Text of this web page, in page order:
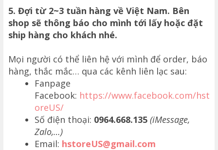
5. Đợi từ 2~3 tuần hàng về Việt Nam. Bên
shop sẽ thông báo cho mình tới lấy hoặc đặt
ship hàng cho khách nhé.
Mọi người có thể liên hệ với mình để order, báo
hàng, thắc mắc… qua các kênh liên lạc sau:
Fanpage
Facebook: https://www.facebook.com/hst
oreUS/
Số điện thoại: 0964.668.135 (iMessage,
Zalo,…)
Email: hstoreUS@gmail.com